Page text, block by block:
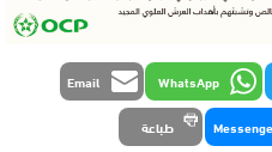
WhatsApp
Email
طباعة